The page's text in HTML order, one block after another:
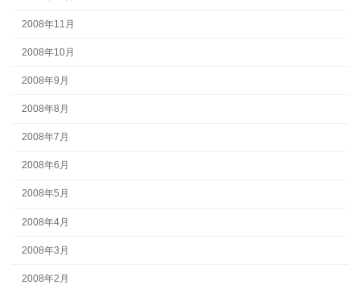
2008年11月
2008年10月
2008年9月
2008年8月
2008年7月
2008年6月
2008年5月
2008年4月
2008年3月
2008年2月